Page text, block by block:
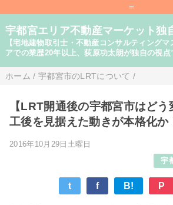
=
宇都宮エリア不動産マーケット独
【宅地建物取引士・不動産コンサルティング
アでの業歴20年以上、荻原功太朗が独自の視点
ホーム / 宇都宮市のLRTについて /
【LRT開通後の宇都宮市はど
工後を見据えた動きが本格化か
2016年10月29日土曜日
宇
t f B! P